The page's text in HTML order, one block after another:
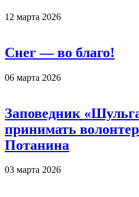
12 марта 2026
Снег — во благо!
06 марта 2026
Заповедник
принимать
Потанина
03 марта 2026